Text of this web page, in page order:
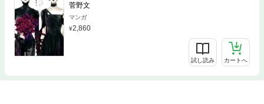
菅野文
マンガ
2,860
試し読み カートへ